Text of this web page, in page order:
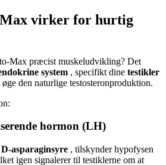
virker for hurtig
Max præcist muskeludvikling? Det
system , specifikt dine testikler
øge den naturlige testosteronproduktion.
hormon (LH)
D-asparaginsyre , tilskynder hypofysen
igen signalerer til testiklerne om at